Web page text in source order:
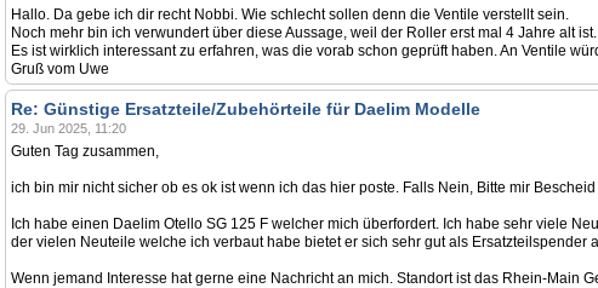
Hallo. Da gebe ich dir recht Nobbi. Wie schlecht sollen denn die Ventile verstellt sein.
Noch mehr bin ich verwundert über diese Aussage, weil der Roller erst mal 4 Jahre alt
Es ist wirklich interessant zu erfahren, was die vorab schon geprüft haben. An Ventile
Gruß vom Uwe
Re: Günstige Ersatzteile/Zubehörteile für Daelim Modelle
29. Jun 2025, 11:20
Guten Tag zusammen,
ich bin mir nicht sicher ob es ok ist wenn ich das hier poste. Falls Nein, Bitte mir
Ich habe einen Daelim Otello SG 125 F welcher mich überfordert. Ich habe sehr viele
der vielen Neuteile welche ich verbaut habe bietet er sich sehr gut als
Wenn jemand Interesse hat gerne eine Nachricht an mich. Standort ist das Rhein-Main